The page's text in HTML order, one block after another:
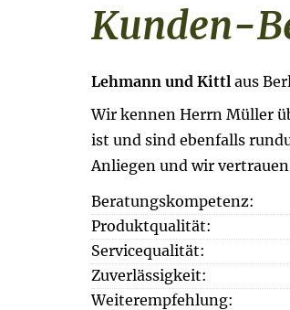
Kunden-
Lehmann und Kittl aus
Wir kennen Herrn Müller
ist und sind ebenfalls
Anliegen und wir
Beratungskompetenz:
Produktqualität:
Servicequalität:
Zuverlässigkeit:
Weiterempfehlung: